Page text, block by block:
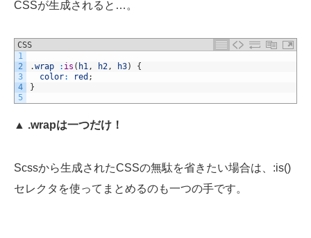
CSSが生成されると…。
CSS
1
2
3
4
5
.wrap : is ( h1 , h2 , h3)
{
color: red ;
}
▲ .wrapは一つだけ！
Scssから生成されたCSSの無駄を省きたい場合は、:is()
セレクタを使ってまとめるのも一つの手です。